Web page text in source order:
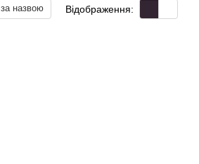
за назвою Відображення: